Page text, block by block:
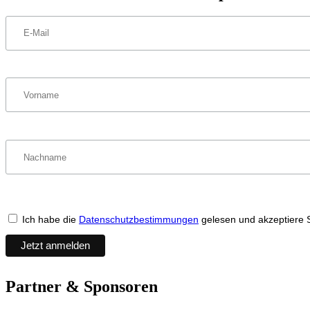
Ich habe die Datenschutzbestimmungen gelesen und akzeptiere
Partner & Sponsoren